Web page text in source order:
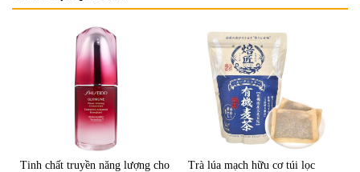
Tinh chất truyền năng lượng cho
Trà lúa mạch hữu cơ túi lọc